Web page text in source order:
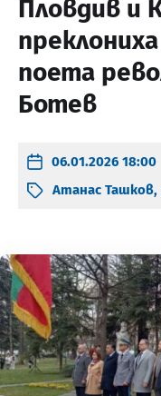
Пловдив и
поета
Ботев
06.01.2026 18:00
Атанас Ташков,